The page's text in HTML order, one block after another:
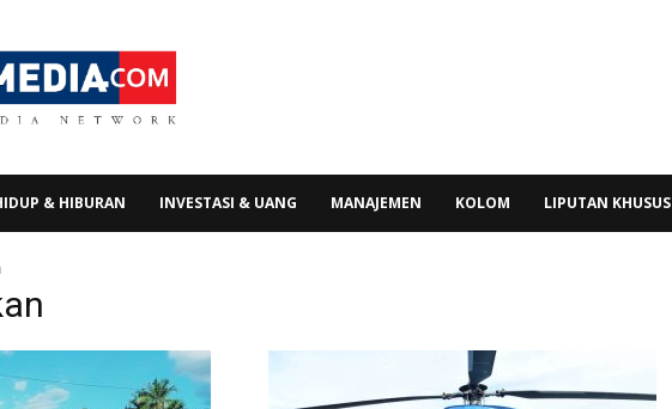
& HIBURAN INVESTASI & UANG MANAJEMEN KOLOM LIPUTAN KHUSUS